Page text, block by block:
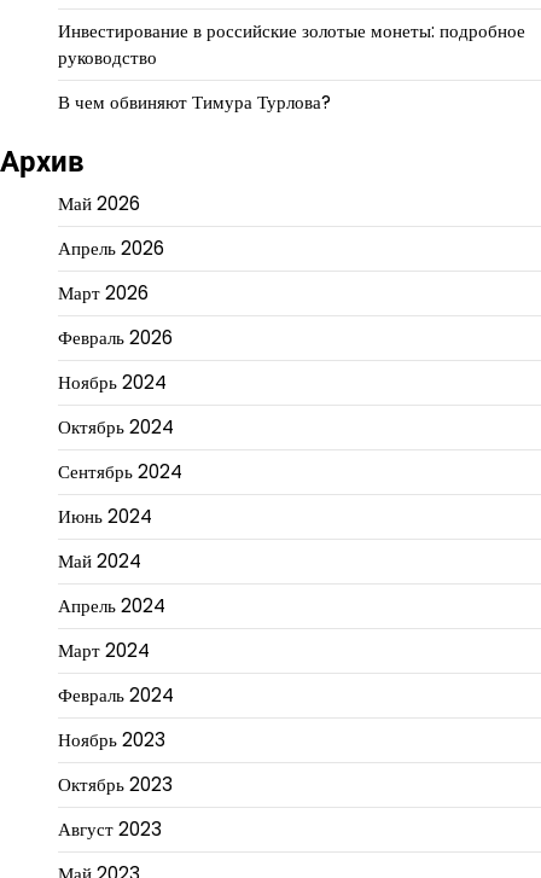
Инвестирование в российские золотые монеты: подробное
руководство
В чем обвиняют Тимура Турлова?
Архив
Май 2026
Апрель 2026
Март 2026
Февраль 2026
Ноябрь 2024
Октябрь 2024
Сентябрь 2024
Июнь 2024
Май 2024
Апрель 2024
Март 2024
Февраль 2024
Ноябрь 2023
Октябрь 2023
Август 2023